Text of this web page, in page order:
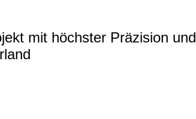
mit höchster Präzision und